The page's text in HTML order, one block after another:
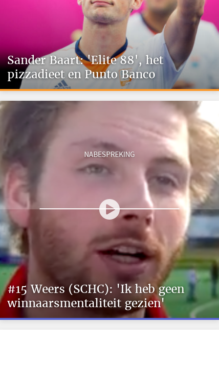
Sander Baart: 'Elite 88', het
pizzadieet en Punto Banco
NABESPREKING
#15 Weers (SCHC): 'Ik heb geen
winnaarsmentaliteit gezien'